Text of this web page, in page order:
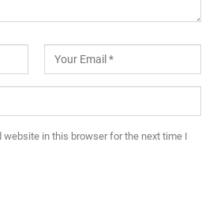
website in this browser for the next time I